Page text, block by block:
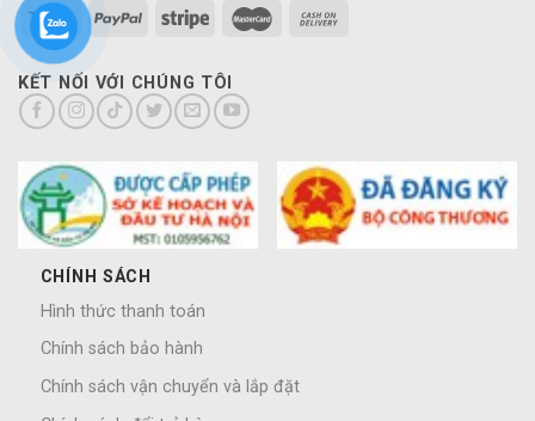
KẾT NỐI VỚI CHÚNG TÔI
CHÍNH SÁCH
Hình thức thanh toán
Chính sách bảo hành
Chính sách vận chuyển và lắp đặt